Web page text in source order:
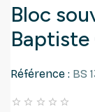
Bloc
Référence : BS
    